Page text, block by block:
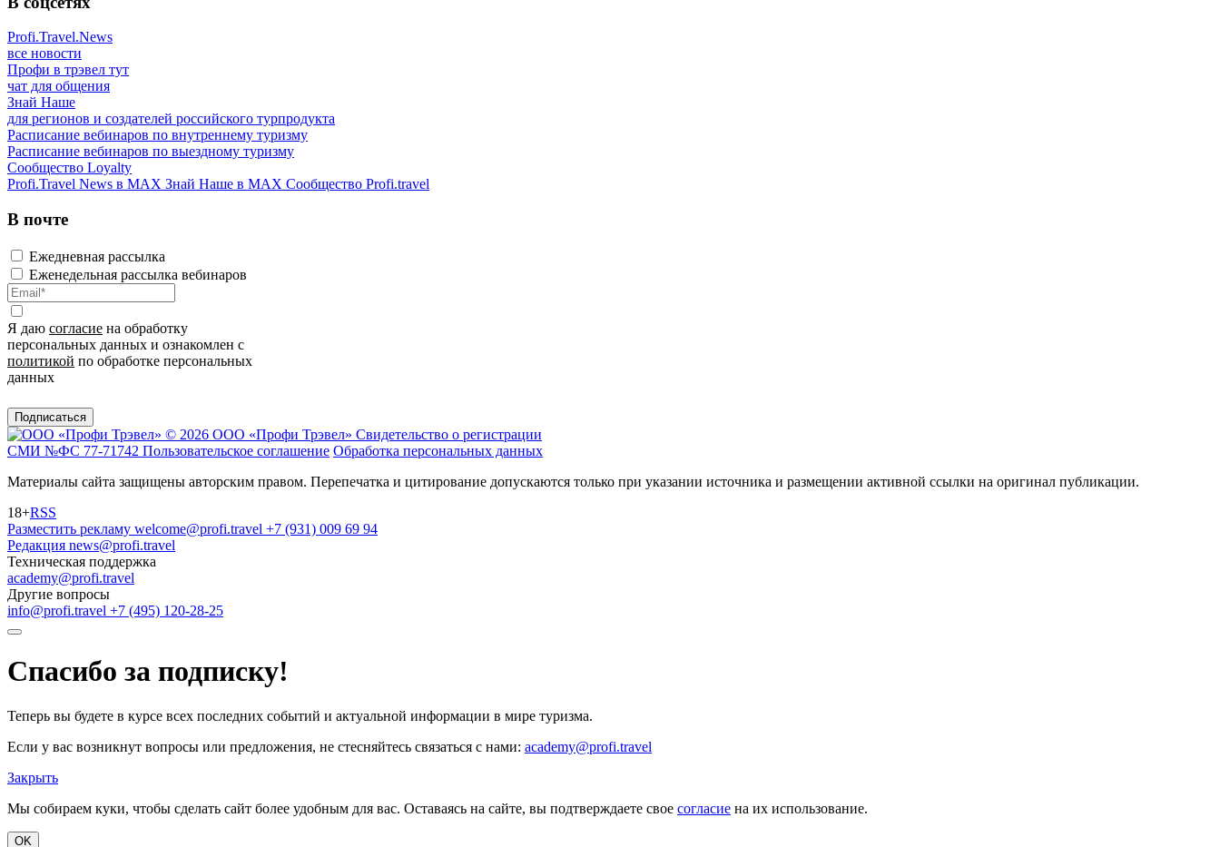
Profi.Travel.News
все новости
Профи в трэвел тут
чат для общения
Знай Наше
для регионов и создателей российского турпродукта
Расписание вебинаров по внутреннему туризму
Расписание вебинаров по выездному туризму
Сообщество Loyalty
Profi.Travel News в MAX Знай Наше в MAX Сообщество Profi.travel
В почте
Ежедневная рассылка
Еженедельная рассылка вебинаров
Я даю согласие на обработку
персональных данных и ознакомлен с
политикой по обработке персональных
данных
Подписаться
© 2026 ООО «Профи Трэвeл» Свидетельство о регистрации
СМИ №ФС 77-71742 Пользовательское соглашение Обработка персональных данных
Материалы сайта защищены авторским правом. Перепечатка и цитирование допускаются только при указании источника и размещении активной ссылки на оригинал публикации.
18+RSS
Разместить рекламу welcome@profi.travel +7 (931) 009 69 94
Редакция news@profi.travel
Техническая поддержка
academy@profi.travel
Другие вопросы
info@profi.travel +7 (495) 120-28-25
Спасибо за подписку!
Теперь вы будете в курсе всех последних событий и актуальной информации в мире туризма.
Если у вас возникнут вопросы или предложения, не стесняйтесь связаться с нами: academy@profi.travel
Закрыть
Мы собираем куки, чтобы сделать сайт более удобным для вас. Оставаясь на сайте, вы подтверждаете свое согласие на их использование.
OK